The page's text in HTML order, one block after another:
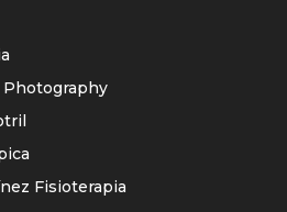
Photography
Fisioterapia